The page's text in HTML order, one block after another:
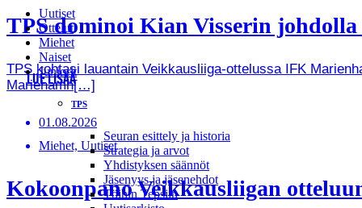
Uutiset
Ottelut
Miehet
Naiset
Juniorit
TPS
Seuran esittely ja historia
Strategia ja arvot
Yhdistyksen säännöt
Jäsenyys ja jäsenehdot
Töihin Tepsiin
TPS dominoi Kian Visserin
TPS kohtasi lauantain Veikkausliiga-ottelussa IFK
Mariehamn[…]
LUE LISÄÄ
01.08.2026
Miehet, Uutiset
Kokoonpano Veikkausliigan